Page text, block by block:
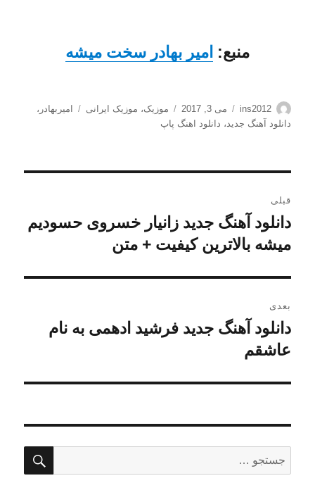
منبع: امیر بهادر سخت میشه
نویسنده
ins2012
ارسال
شده
می 3, 2017 دسته‌ها
موزیک، موزیک ایرانی برچسب‌ها
امیربهادر ،
دانلود آهنگ جدید، دانلود اهنگ پاپ
نوشته
قبلی
نوشته
قبلی:
دانلود آهنگ جدید زانیار خسروی حسودیم
میشه بالاترین کیفیت + متن
بعدی
نوشته
بعدی:
دانلود آهنگ جدید فرشید ادهمی به نام
عاشقم
برای: